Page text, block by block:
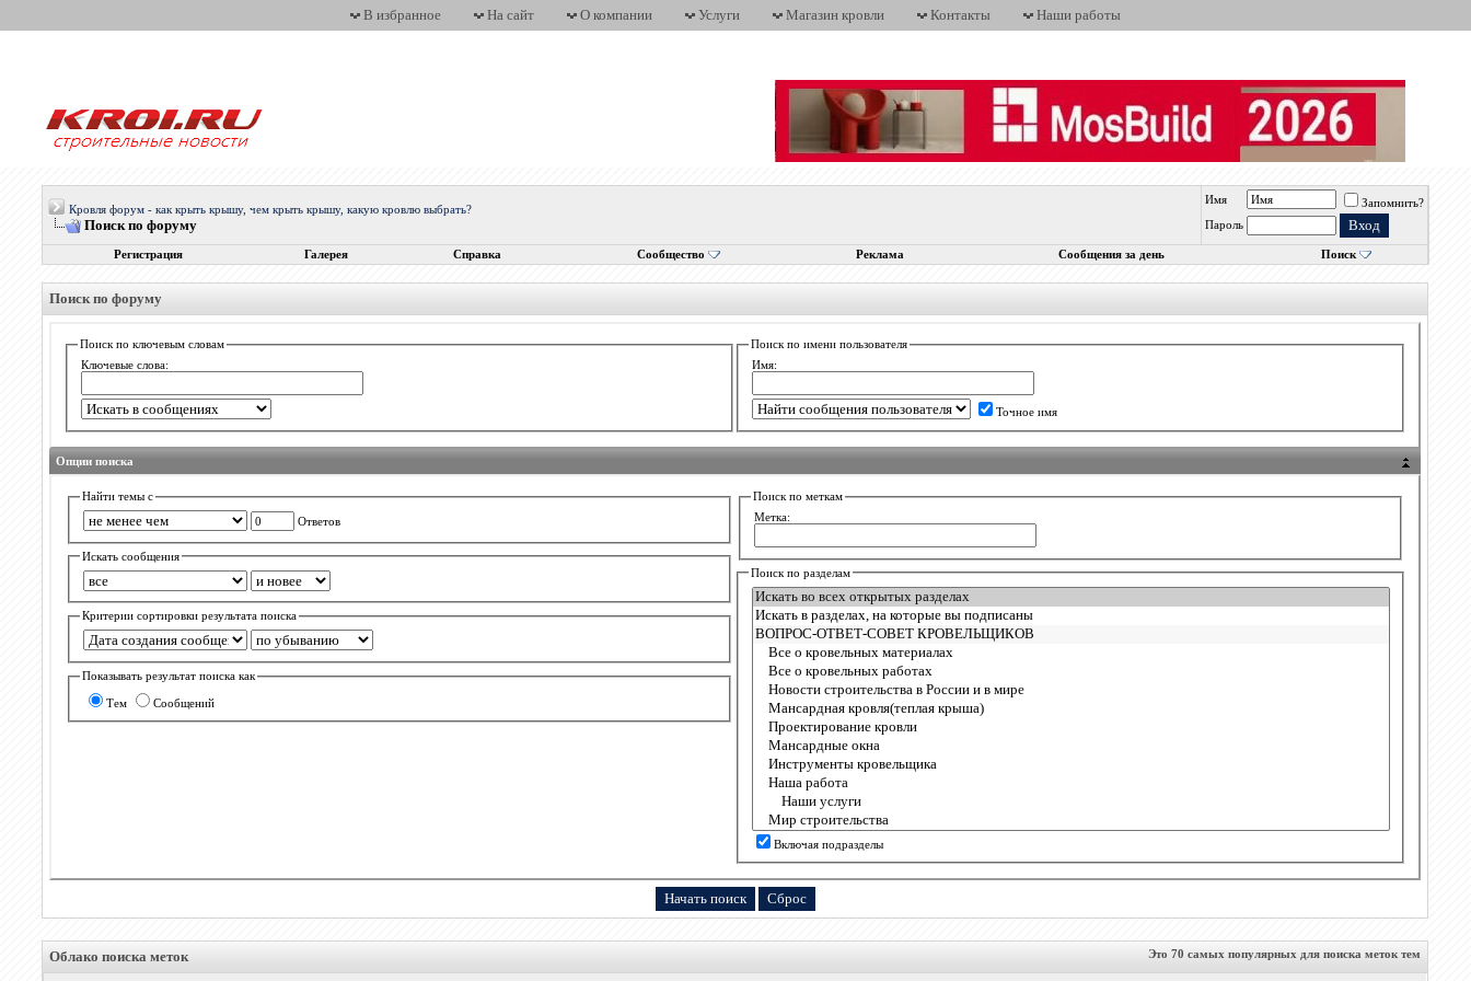
В избранное На сайт О компании Услуги Магазин кровли Контакты Наши работы
Кровля форум - как крыть крышу, чем крыть крышу, какую кровлю выбрать?
Поиск по форуму
Имя
Запомнить?
Пароль
Регистрация Галерея Справка Сообщество Реклама Сообщения за день Поиск
Поиск по форуму
Поиск по ключевым словам
Ключевые слова:
Поиск по имени пользователя
Имя:
Точное имя
Опции поиска
Найти темы с
Ответов
Искать сообщения
Критерии сортировки результата поиска
Показывать результат поиска как
Тем Сообщений
Поиск по меткам
Метка:
Поиск по разделам
Включая подразделы
Это 70 самых популярных для поиска меток тем
Облако поиска меток